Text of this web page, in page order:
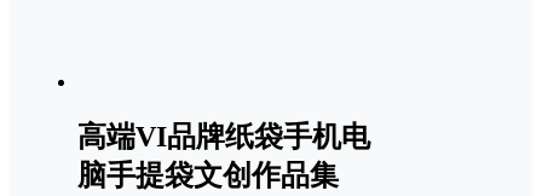
高端VI品牌纸袋手机电
脑手提袋文创作品集